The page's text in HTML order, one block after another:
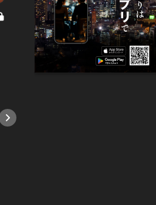
男と女の答えあわせ【A】 Vol.308
結婚願望ゼロだった27歳男性
際2年で突然プロポーズ。彼
変わった“理由”とは